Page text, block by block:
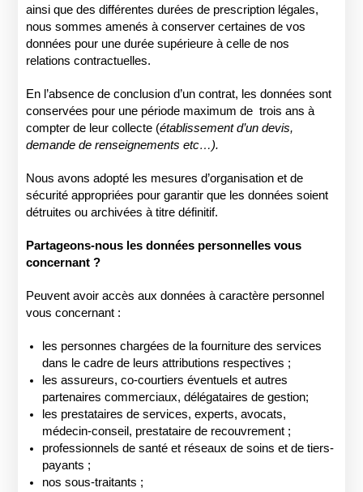
ainsi que des différentes durées de prescription légales,
nous sommes amenés à conserver certaines de vos
données pour une durée supérieure à celle de nos
relations contractuelles.
En l’absence de conclusion d’un contrat, les données sont
conservées pour une période maximum de trois ans à
compter de leur collecte (établissement d’un devis,
demande de renseignements etc…).
Nous avons adopté les mesures d’organisation et de
sécurité appropriées pour garantir que les données soient
détruites ou archivées à titre définitif.
Partageons-nous les données personnelles vous
concernant ?
Peuvent avoir accès aux données à caractère personnel
vous concernant :
les personnes chargées de la fourniture des services
dans le cadre de leurs attributions respectives ;
les assureurs, co-courtiers éventuels et autres
partenaires commerciaux, délégataires de gestion;
les prestataires de services, experts, avocats,
médecin-conseil, prestataire de recouvrement ;
professionnels de santé et réseaux de soins et de tiers-
payants ;
nos sous-traitants ;